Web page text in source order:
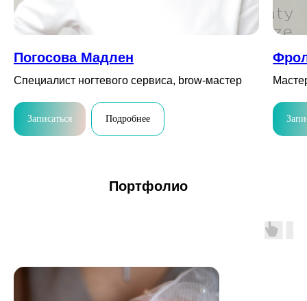
Погосова Мадлен
Специалист ногтевого сервиса, brow-мастер
Записаться Подробнее
Портфолио